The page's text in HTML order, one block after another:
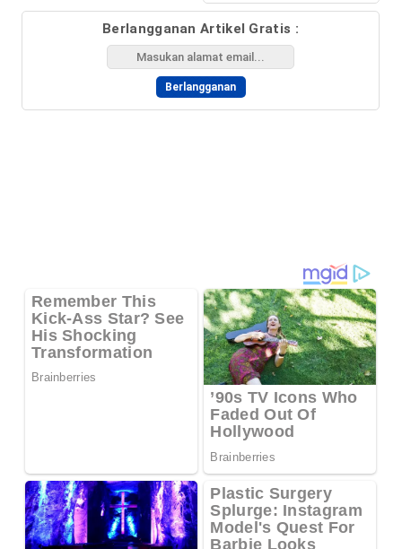
Berlangganan Artikel Gratis :